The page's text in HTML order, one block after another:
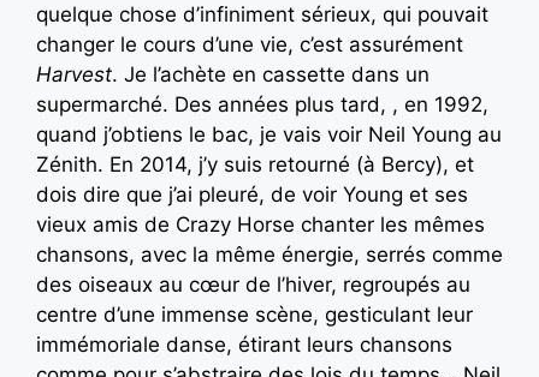
quelque chose d’infiniment sérieux, qui pouvait
changer le cours d’une vie, c’est assurément
Harvest. Je l’achète en cassette dans un
supermarché. Des années plus tard, , en 1992,
quand j’obtiens le bac, je vais voir Neil Young au
Zénith. En 2014, j’y suis retourné (à Bercy), et
dois dire que j’ai pleuré, de voir Young et ses
vieux amis de Crazy Horse chanter les mêmes
chansons, avec la même énergie, serrés comme
des oiseaux au cœur de l’hiver, regroupés au
centre d’une immense scène, gesticulant leur
immémoriale danse, étirant leurs chansons